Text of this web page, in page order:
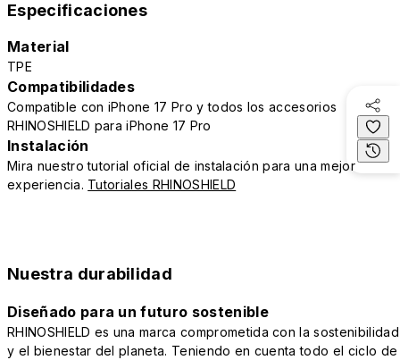
Especificaciones
Material
TPE
Compatibilidades
Compatible con iPhone 17 Pro y todos los accesorios
RHINOSHIELD para iPhone 17 Pro
Instalación
Mira nuestro tutorial oficial de instalación para una mejor
experiencia. Tutoriales RHINOSHIELD
Nuestra durabilidad
Diseñado para un futuro sostenible
RHINOSHIELD es una marca comprometida con la sostenibilidad
y el bienestar del planeta. Teniendo en cuenta todo el ciclo de